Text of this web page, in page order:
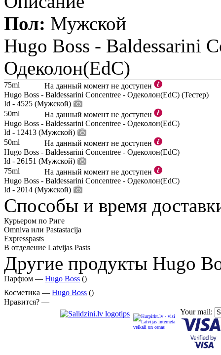
Пол: Мужской
Hugo Boss - Baldessarini
Одеколон(EdC)
75ml
На данный момент не доступен
Hugo Boss - Baldessarini Concentree - Одеколон(EdC) (Тестер)
Id - 4525 (Мужской)
50ml
На данный момент не доступен
Hugo Boss - Baldessarini Concentree - Одеколон(EdC)
Id - 12413 (Мужской)
50ml
На данный момент не доступен
Hugo Boss - Baldessarini Concentree - Одеколон(EdC)
Id - 26151 (Мужской)
75ml
На данный момент не доступен
Hugo Boss - Baldessarini Concentree - Одеколон(EdC)
Id - 2014 (Мужской)
Способы и время
Курьером по Риге
Omniva или Pastastacija
Expresspasts
В отделение Latvijas Pasts
Другие продукты Hugo
Парфюм — Hugo Boss ()
Косметика — Hugo Boss ()
Нравится? —
Your mail: